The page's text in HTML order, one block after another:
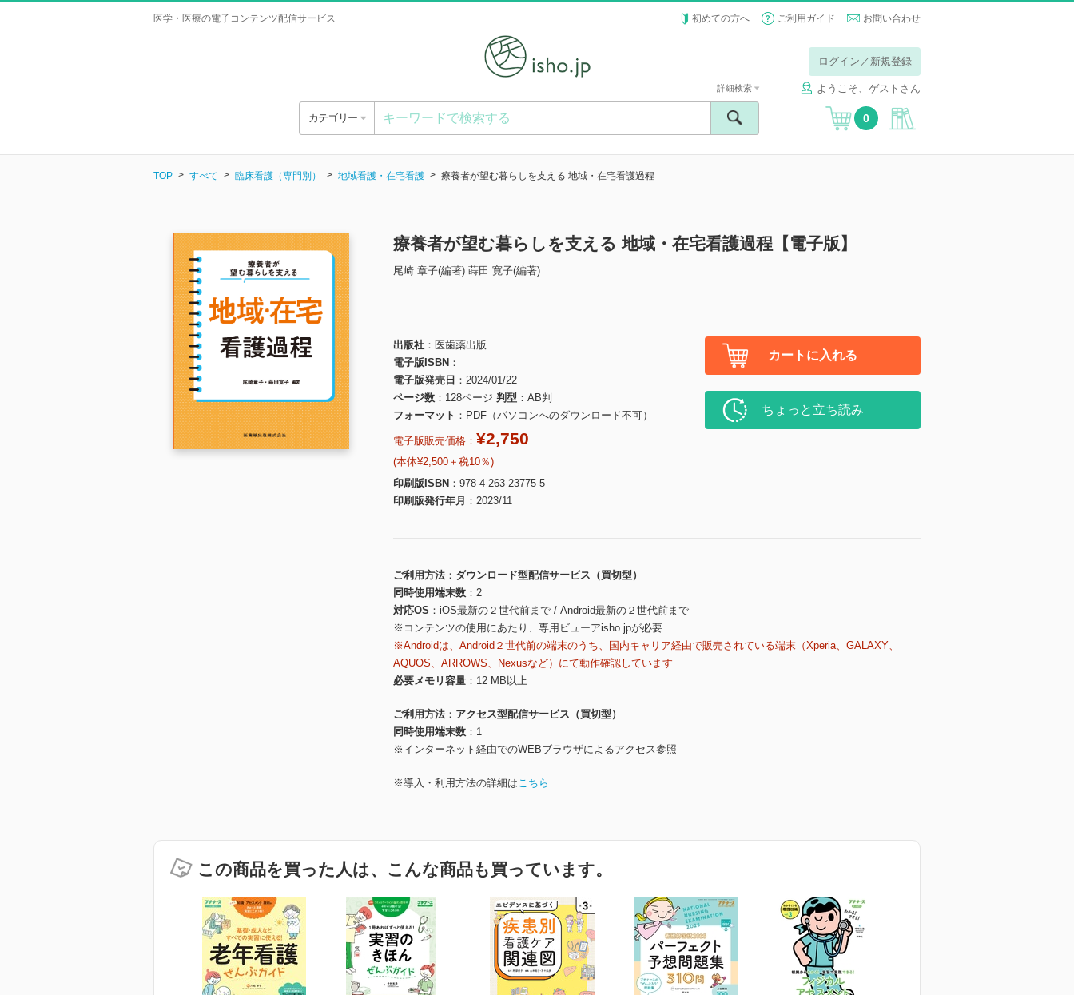
医学・医療の電子コンテンツ配信サービス 初めての方へ ご利用ガイド お問い合わせ
ログイン／新規登録
ようこそ、ゲストさん
カテゴリー
詳細検索
0
TOP すべて 臨床看護（専門別） 地域看護・在宅看護 療養者が望む暮らしを支える 地域・在宅看護過程
療養者が望む暮らしを支える 地域・在宅看護過程【電子版】
尾崎 章子(編著) 蒔田 寛子(編著)
出版社
医歯薬出版
電子版ISBN
電子版発売日
2024/01/22
ページ数
128ページ 判型
AB判
フォーマット
PDF（パソコンへのダウンロード不可）
電子版販売価格： ¥2,750
(本体¥2,500＋税10％)
印刷版ISBN
978-4-263-23775-5
印刷版発行年月
2023/11
カートに入れる
ちょっと立ち読み
ご利用方法
ダウンロード型配信サービス（買切型）
同時使用端末数
2
対応OS
iOS最新の２世代前まで / Android最新の２世代前まで
※コンテンツの使用にあたり、専用ビューアisho.jpが必要
※Androidは、Android２世代前の端末のうち、国内キャリア経由で販売されている端末（Xperia、GALAXY、
AQUOS、ARROWS、Nexusなど）にて動作確認しています
必要メモリ容量
12 MB以上
ご利用方法
アクセス型配信サービス（買切型）
同時使用端末数
1
※インターネット経由でのWEBブラウザによるアクセス参照
※導入・利用方法の詳細はこちら
この商品を買った人は、こんな商品も買っています。